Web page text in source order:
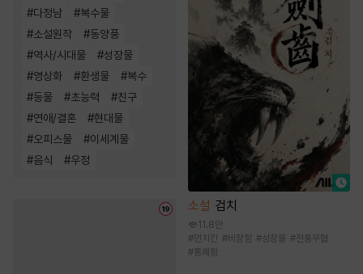
#다정남 #복수물
#소설원작 #동양풍
#역사/시대물 #성장물
#영상화 #환생물 #복수
#동물 #초능력 #친구
#연애/결혼 #현대물
#오피스물 #이세계물
#음식 #우정
소설 검치
11.8만
#먼치킨 #비장함 #성장물 #전통무협
#통쾌함